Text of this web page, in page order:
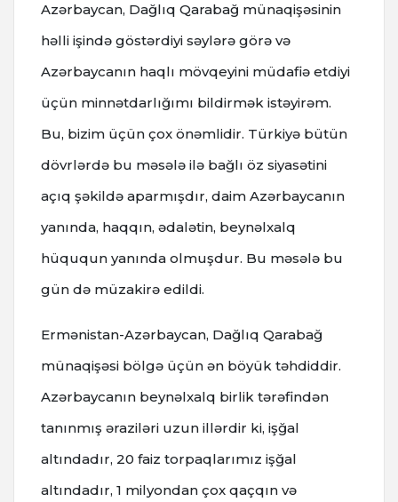
Azərbaycan, Dağlıq Qarabağ münaqişəsinin
həlli işində göstərdiyi səylərə görə və
Azərbaycanın haqlı mövqeyini müdafiə etdiyi
üçün minnətdarlığımı bildirmək istəyirəm.
Bu, bizim üçün çox önəmlidir. Türkiyə bütün
dövrlərdə bu məsələ ilə bağlı öz siyasətini
açıq şəkildə aparmışdır, daim Azərbaycanın
yanında, haqqın, ədalətin, beynəlxalq
hüququn yanında olmuşdur. Bu məsələ bu
gün də müzakirə edildi.
Ermənistan-Azərbaycan, Dağlıq Qarabağ
münaqişəsi bölgə üçün ən böyük təhdiddir.
Azərbaycanın beynəlxalq birlik tərəfindən
tanınmış əraziləri uzun illərdir ki, işğal
altındadır, 20 faiz torpaqlarımız işğal
altındadır, 1 milyondan çox qaçqın və